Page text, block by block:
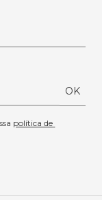
OK
política de